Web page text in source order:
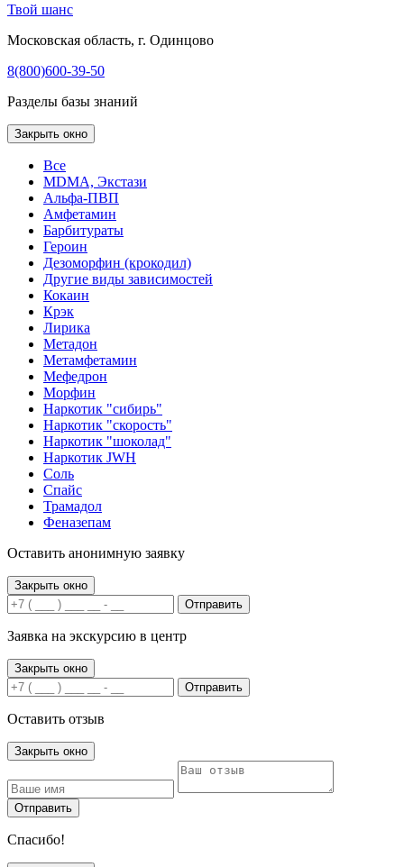
Твой шанс
Московская область, г. Одинцово
8(800)600-39-50
Разделы базы знаний
Закрыть окно
Все
MDMA, Экстази
Альфа-ПВП
Амфетамин
Барбитураты
Героин
Дезоморфин (крокодил)
Другие виды зависимостей
Кокаин
Крэк
Лирика
Метадон
Метамфетамин
Мефедрон
Морфин
Наркотик "сибирь"
Наркотик "скорость"
Наркотик "шоколад"
Наркотик JWH
Соль
Спайс
Трамадол
Феназепам
Оставить анонимную заявку
Закрыть окно
Отправить
Заявка на экскурсию в центр
Закрыть окно
Отправить
Оставить отзыв
Закрыть окно
Отправить
Спасибо!